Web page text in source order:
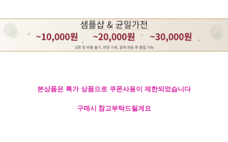
본상품은 특가 상품으로 쿠폰사용이 제한되었습니다
구매시 참고부탁드릴게요